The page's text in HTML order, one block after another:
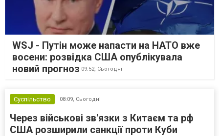
WSJ - Путін може напасти на НАТО вже
восени: розвідка США опублікувала
новий прогноз 09:52, Сьогодні
Суспільство 08:09, Сьогодні
Через військові зв'язки з Китаєм та рф
США розширили санкції проти Куби